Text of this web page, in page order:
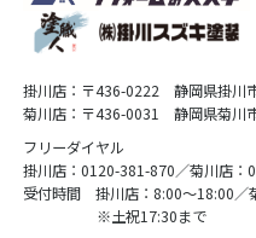
掛川店：〒436-0222 静岡県掛川
菊川店：〒436-0031 静岡県菊川
フリーダイヤル
掛川店：0120-381-870／菊川店：
受付時間 掛川店：8:00〜18:00／
※土祝17:30まで